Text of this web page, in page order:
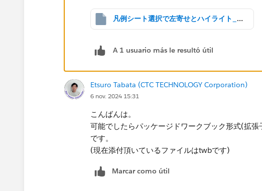
（状態パラメータに渡すため。）​
凡例シート選択で左寄せとハイライト_クリアしたらデフォルトの順序になってハイライト解除_ss1.twbx
A 1 usuario más le resultó útil
Etsuro Tabata (CTC TECHNOLOGY Corporation)
6 nov. 2024 15:31
こんばんは。
可能でしたらパッケージドワークブック形式(拡
です。
(現在添付頂いているファイルはtwbです)​
Marcar como útil